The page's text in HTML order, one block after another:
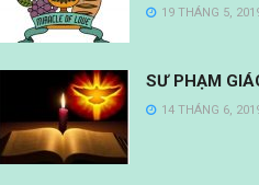
19 THÁNG 5,
SƯ PHẠM
14 THÁNG 6,